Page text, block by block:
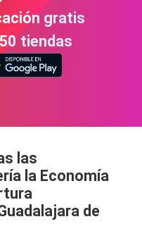
gratis
tiendas
las
la Economía
de